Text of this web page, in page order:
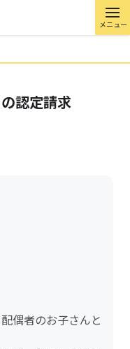
メニュー
認定請求
偶者のお子さんと